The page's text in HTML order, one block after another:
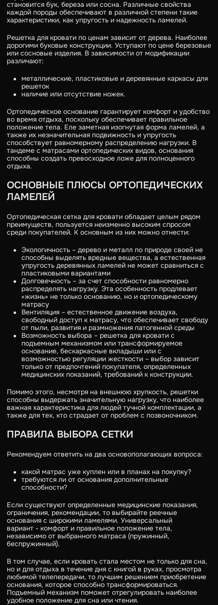
становится бук, береза или сосна. Различные свойства
каждой породы обеспечивают в различной степени такие
характеристики, как упругость и надежность ламелей.
Решетка для кровати по ценам зависит от дерева. Наиболее
дорогими буковые конструкции. Уступают по цене березовые
или сосновые изделия. В зависимости от модификации
различают:
металлические, пластиковые и деревянные каркасы для
решеток
наличие или отсутствие ножек.
Ортопедическое основание гарантирует комфорт и удобство
во время отдыха, поскольку обеспечивает правильное
положение тела. Еле заметная изогнутая форма ламелей, а
также их незначительная подвижность и упругость
способствует равномерному распределению нагрузки. В
тандеме с матрасами ортопедических видов, основания
способны создать превосходное ложе для полноценного
отдыха.
ОСНОВНЫЕ ПЛЮСЫ ОРТОПЕДИЧЕСКИХ
ЛАМЕЛЕЙ
Ортопедическая сетка для кровати обладает целым рядом
преимуществ, пользуется неизменно высоким спросом
среди покупателей. К основным из них можно отнести:
Экологичность – дерево и металл по природе своей не
способны выделять вредные вещества, а естественная
упругость деревянных ламелей не может сравниться с
пластиковыми вариантами
Долговечность – за счет способности равномерно
распределять нагрузку. Эта особенность продлевает
«жизнь» не только основанию, но и ортопедическому
матрасу
Вентиляция – естественное движение воздуха,
свободный доступ к матрасу, что обеспечивает свободу
от пыли, развития и размножения патогенной среды
Возможность выбора – решетка для кровати с
подъемным механизмом или трансформируемое
основание, бескаркасные вкладыши или с
возможностью регуляции жесткости – выбор зависит
только от предпочтений покупателя, определенных
медицинских показаний, требований к конструкции.
Помимо этого, несмотря на внешнюю хрупкость, решетки
способны выдержать значительную нагрузку, что наиболее
важная характеристика для людей тучной комплектации, а
также для тех, кто страдает от проблем с позвоночником.
ПРАВИЛА ВЫБОРА СЕТКИ
Рекомендуем ответить на два основополагающих вопроса:
какой матрас уже куплен или в планах на покупку?
требуются ли от основания дополнительные
способности?
Если существуют определенные медицинские показания,
ограничения, рекомендации, то выбирайте реечные
основания с широкими ламелями. Универсальный
вариант - комфорт и правильное положение тела,
независимо от выбранного матраса (пружинный,
беспружинный).
В том случае, если кровать стала местом не только для сна,
но и для отдыха в течение дня с книгой в руках, просмотра
любимой телепередачи, то лучшим решением приобретение
основания, которое способно трансформироваться.
Подъемный механизм поможет отрегулировать наиболее
удобное положение для сна или чтения.